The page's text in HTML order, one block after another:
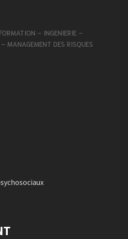
– INGENIERIE –
MANAGEMENT DES RISQUES